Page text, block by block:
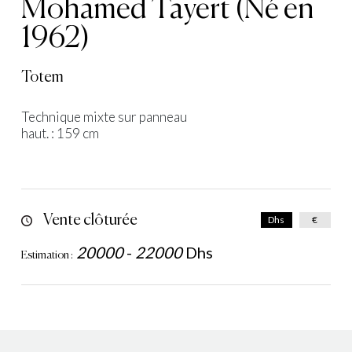
Mohamed Tayert (Né en
1962)
Totem
Technique mixte sur panneau
haut. : 159 cm
Vente clôturée
Estimation : 20000- 22000 Dhs
Dhs €